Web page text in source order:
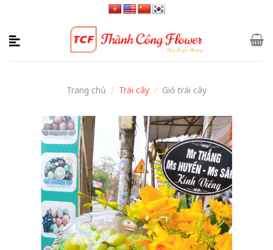
content
Trang chủ / Trái cây / Giỏ trái cây